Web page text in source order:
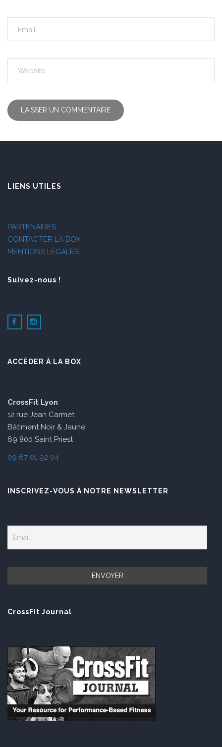
LIENS UTILES
PARTENAIRES
CONTACTER LA BOX
MENTIONS LÉGALES
Suivez-nous !
ACCÉDER À LA BOX
CrossFit Lyon
12 rue Jean Carmet
Bâtiment Noir & Jaune
69 800 Saint Priest
09 67 01 92 04
INSCRIVEZ-VOUS À NOTRE NEWSLETTER
CrossFit Journal